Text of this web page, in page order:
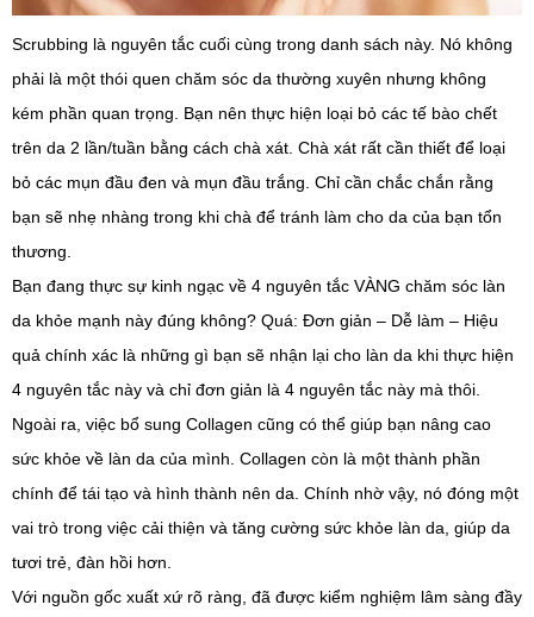
Scrubbing là nguyên tắc cuối cùng trong danh sách này. Nó không
phải là một thói quen chăm sóc da thường xuyên nhưng không
kém phần quan trọng. Bạn nên thực hiện loại bỏ các tế bào chết
trên da 2 lần/tuần bằng cách chà xát. Chà xát rất cần thiết để loại
bỏ các mụn đầu đen và mụn đầu trắng. Chỉ cần chắc chắn rằng
bạn sẽ nhẹ nhàng trong khi chà để tránh làm cho da của bạn tổn
thương.
Bạn đang thực sự kinh ngạc về 4 nguyên tắc VÀNG chăm sóc làn
da khỏe mạnh này đúng không? Quá: Đơn giản – Dễ làm – Hiệu
quả chính xác là những gì bạn sẽ nhận lại cho làn da khi thực hiện
4 nguyên tắc này và chỉ đơn giản là 4 nguyên tắc này mà thôi.
Ngoài ra, việc bổ sung Collagen cũng có thể giúp bạn nâng cao
sức khỏe về làn da của mình. Collagen còn là một thành phần
chính để tái tạo và hình thành nên da. Chính nhờ vậy, nó đóng một
vai trò trong việc cải thiện và tăng cường sức khỏe làn da, giúp da
tươi trẻ, đàn hồi hơn.
Với nguồn gốc xuất xứ rõ ràng, đã được kiểm nghiệm lâm sàng đầy